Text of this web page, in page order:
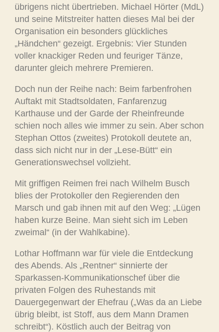
übrigens nicht übertrieben. Michael Hörter (MdL)
und seine Mitstreiter hatten dieses Mal bei der
Organisation ein besonders glückliches
„Händchen“ gezeigt. Ergebnis: Vier Stunden
voller knackiger Reden und feuriger Tänze,
darunter gleich mehrere Premieren.
Doch nun der Reihe nach: Beim farbenfrohen
Auftakt mit Stadtsoldaten, Fanfarenzug
Karthause und der Garde der Rheinfreunde
schien noch alles wie immer zu sein. Aber schon
Stephan Ottos (zweites) Protokoll deutete an,
dass sich nicht nur in der „Lese-Bütt“ ein
Generationswechsel vollzieht.
Mit griffigen Reimen frei nach Wilhelm Busch
blies der Protokoller den Regierenden den
Marsch und gab ihnen mit auf den Weg: „Lügen
haben kurze Beine. Man sieht sich im Leben
zweimal“ (in der Wahlkabine).
Lothar Hoffmann war für viele die Entdeckung
des Abends. Als „Rentner“ sinnierte der
Sparkassen-Kommunikationschef über die
privaten Folgen des Ruhestands mit
Dauergegenwart der Ehefrau („Was da an Liebe
übrig bleibt, ist Stoff, aus dem Mann Dramen
schreibt“). Köstlich auch der Beitrag von